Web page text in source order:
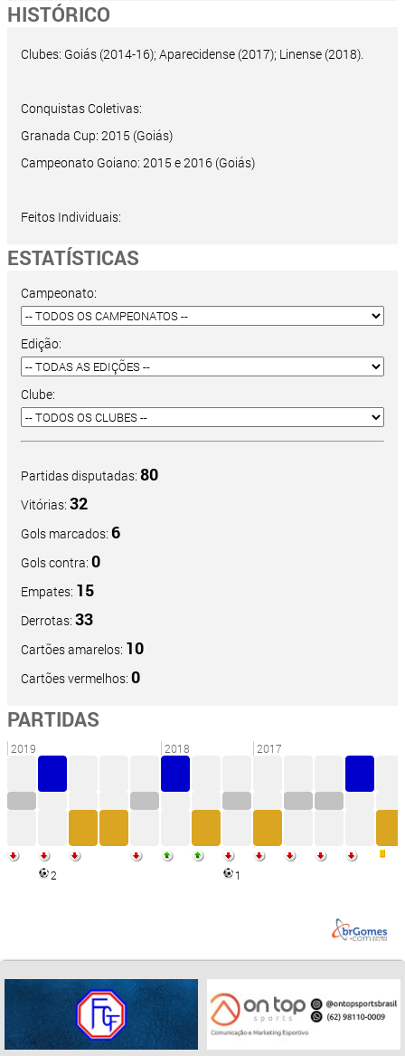
HISTÓRICO
Clubes: Goiás (2014-16); Aparecidense (2017); Linense (2018).
Conquistas Coletivas:
Granada Cup: 2015 (Goiás)
Campeonato Goiano: 2015 e 2016 (Goiás)
Feitos Individuais:
ESTATÍSTICAS
Campeonato:
Edição:
Clube:
Partidas disputadas: 80
Vitórias: 32
Gols marcados: 6
Gols contra: 0
Empates: 15
Derrotas: 33
Cartões amarelos: 10
Cartões vermelhos: 0
PARTIDAS
2019
2
2018
1
2017